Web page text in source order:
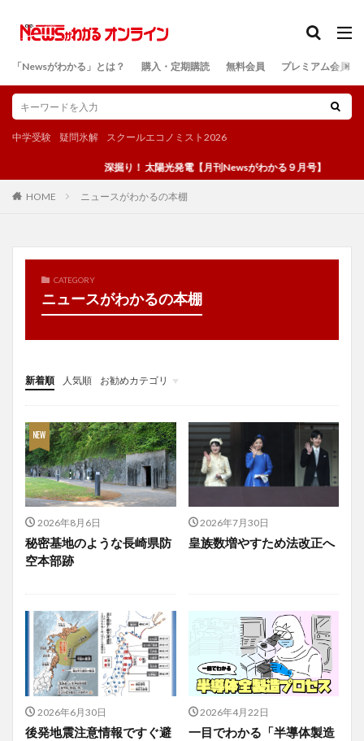
「Newsがわかる」とは？ 購入・定期購読 無料会員 プレミアム会員
中学受験 疑問氷解 スクールエコノミスト2026
深掘り！ 太陽光発電【月刊Newsがわかる９月号】
HOME ニュースがわかるの本棚
CATEGORY
ニュースがわかるの本棚
新着順 人気順
お勧めカテゴリ
投稿
学び
マンガ
電子書籍
2026年8月6日
秘密基地のような長崎県防
空本部跡
2026年7月30日
皇族数増やすため法改正へ
2026年6月30日
後発地震注意情報ですぐ避
2026年4月22日
一目でわかる「半導体製造
検索